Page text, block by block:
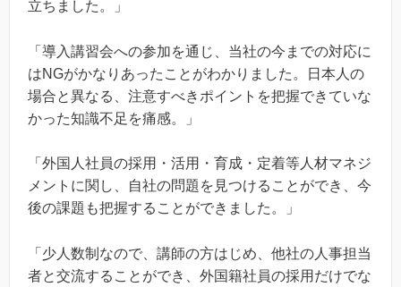
立ちました。」
「導入講習会への参加を通じ、当社の今までの対応に
はNGがかなりあったことがわかりました。日本人の
場合と異なる、注意すべきポイントを把握できていな
かった知識不足を痛感。」
「外国人社員の採用・活用・育成・定着等人材マネジ
メントに関し、自社の問題を見つけることができ、今
後の課題も把握することができました。」
「少人数制なので、講師の方はじめ、他社の人事担当
者と交流することができ、外国籍社員の採用だけでな